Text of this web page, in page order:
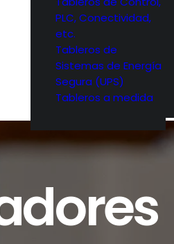
PLC, Conectividad,
etc.
Tableros de
Sistemas de Energía
Segura (UPS)
Tableros a medida